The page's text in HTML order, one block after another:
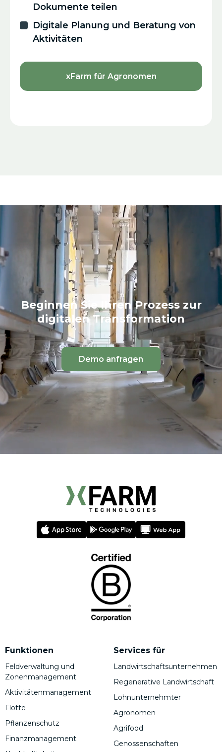
Dokumente teilen
Digitale Planung und Beratung von
Aktivitäten
xFarm für Agronomen
Beginnen Sie Ihren Prozess zur
digitalen Transformation
Demo anfragen
Funktionen
Feldverwaltung und
Zonenmanagement
Aktivitätenmanagement
Flotte
Pflanzenschutz
Finanzmanagement
Services für
Landwirtschaftsunternehmen
Regenerative Landwirtschaft
Lohnunternehmter
Agronomen
Agrifood
Genossenschaften